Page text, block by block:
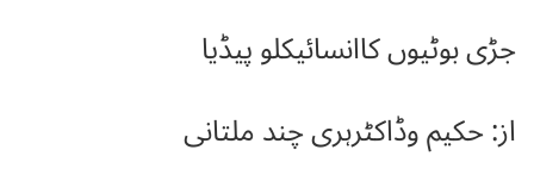
جڑی بوٹیوں کاانسائیکلو پیڈیا
از: حکیم وڈاکٹرہری چند ملتانی